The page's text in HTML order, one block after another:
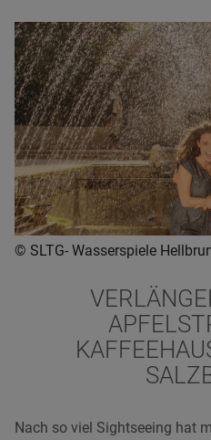
© SLTG- Wasserspiele
Nach so viel Sightseeing hat